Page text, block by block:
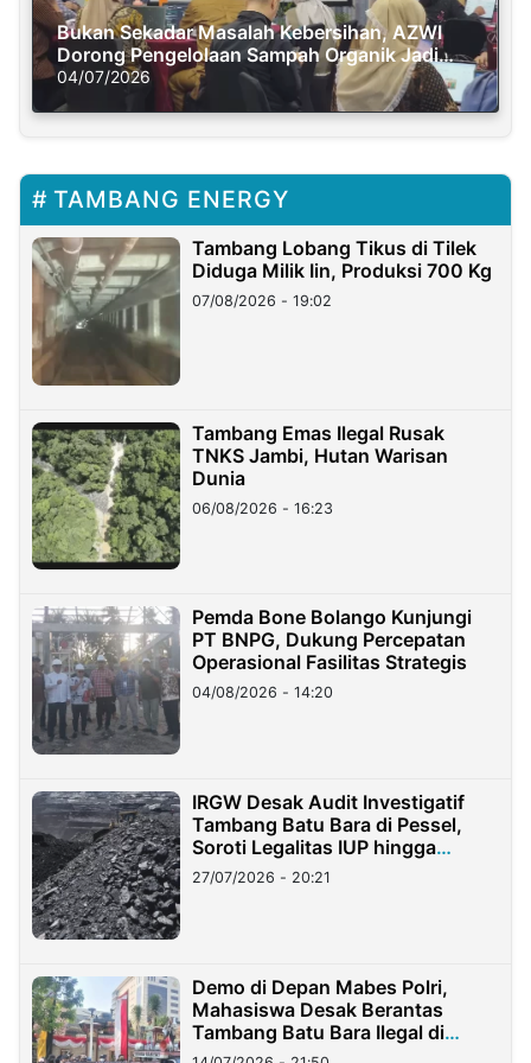
Bukan Sekadar Masalah Kebersihan, AZWI
Dorong Pengelolaan Sampah Organik Jadi
Solusi Krisis Iklim
04/07/2026
TAMBANG ENERGY
Tambang Lobang Tikus di Tilek
Diduga Milik Iin, Produksi 700 Kg
07/08/2026 - 19:02
Tambang Emas Ilegal Rusak
TNKS Jambi, Hutan Warisan
Dunia
06/08/2026 - 16:23
Pemda Bone Bolango Kunjungi
PT BNPG, Dukung Percepatan
Operasional Fasilitas Strategis
04/08/2026 - 14:20
IRGW Desak Audit Investigatif
Tambang Batu Bara di Pessel,
Soroti Legalitas IUP hingga
Stockpile
27/07/2026 - 20:21
Demo di Depan Mabes Polri,
Mahasiswa Desak Berantas
Tambang Batu Bara Ilegal di
Lampung